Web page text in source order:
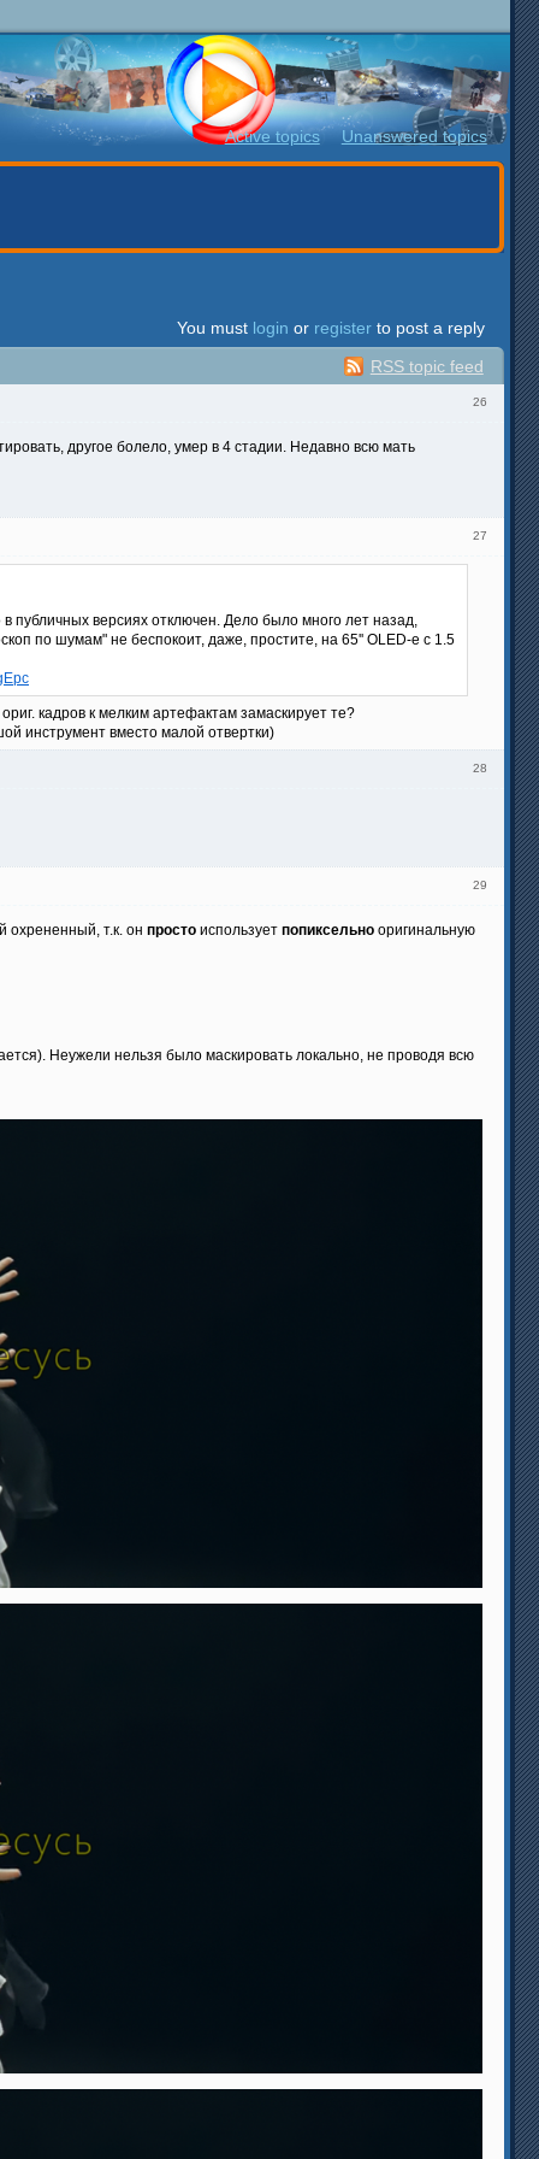
Active topics Unanswered topics
You must login or register to post a reply
RSS topic feed
26
другое болело, умер в 4 стадии. Недавно всю мать
27
в публичных версиях отключен. Дело было много лет назад,
по шумам" не беспокоит, даже, простите, на 65'' OLED-е с 1.5
кадров к мелким артефактам замаскирует те?
инструмент вместо малой отвертки)
28
29
охрененный, т.к. он просто использует попиксельно оригинальную
Неужели нельзя было маскировать локально, не проводя всю